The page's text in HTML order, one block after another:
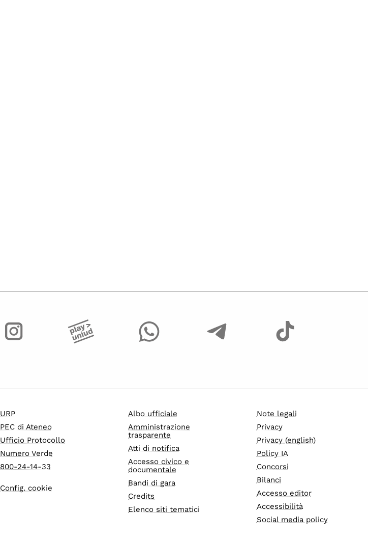
URP
PEC di Ateneo
Ufficio Protocollo
Numero Verde
800-24-14-33
Config. cookie
Albo ufficiale
Amministrazione
trasparente
Atti di notifica
Accesso civico e
documentale
Bandi di gara
Credits
Elenco siti tematici
Note legali
Privacy
Privacy (english)
Policy IA
Concorsi
Bilanci
Accesso editor
Accessibilità
Social media policy